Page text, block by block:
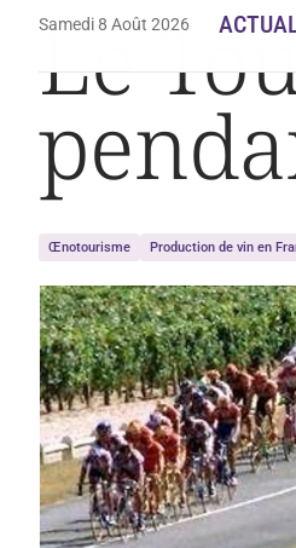
Samedi 8 Août 2026
Le
Œnotourisme Production de vin en